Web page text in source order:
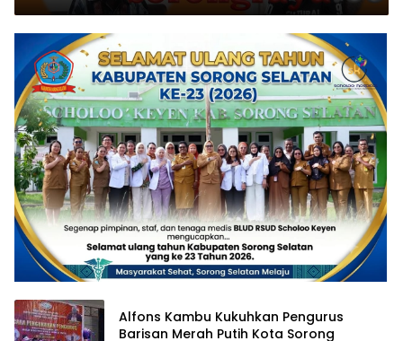
Alfons Kambu Kukuhkan Pengurus
Barisan Merah Putih Kota Sorong